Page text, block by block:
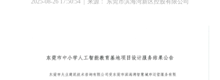
2025-08-26 17:50:54 | 来源： 东莞市滨海湾新区控股有限公司